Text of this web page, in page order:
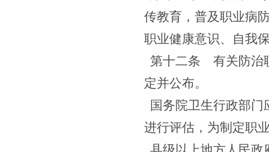
传教育，普及职业病
职业健康意识、自我
第十二条 有关防治
定并公布。
国务院卫生行政部
进行评估，为制定职